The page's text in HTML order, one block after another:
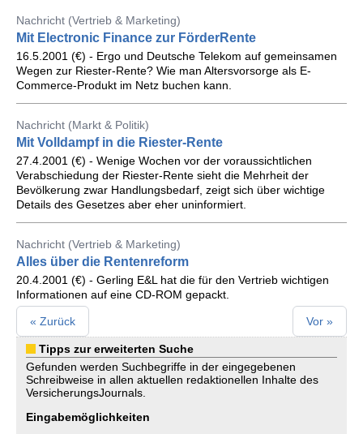
Nachricht (Vertrieb & Marketing)
Mit Electronic Finance zur FörderRente
16.5.2001 (€) - Ergo und Deutsche Telekom auf gemeinsamen
Wegen zur Riester-Rente? Wie man Altersvorsorge als E-
Commerce-Produkt im Netz buchen kann.
Nachricht (Markt & Politik)
Mit Volldampf in die Riester-Rente
27.4.2001 (€) - Wenige Wochen vor der voraussichtlichen
Verabschiedung der Riester-Rente sieht die Mehrheit der
Bevölkerung zwar Handlungsbedarf, zeigt sich über wichtige
Details des Gesetzes aber eher uninformiert.
Nachricht (Vertrieb & Marketing)
Alles über die Rentenreform
20.4.2001 (€) - Gerling E&L hat die für den Vertrieb wichtigen
Informationen auf eine CD-ROM gepackt.
« Zurück Vor »
Tipps zur erweiterten Suche
Gefunden werden Suchbegriffe in der eingegebenen
Schreibweise in allen aktuellen redaktionellen Inhalte des
VersicherungsJournals.
Eingabemöglichkeiten